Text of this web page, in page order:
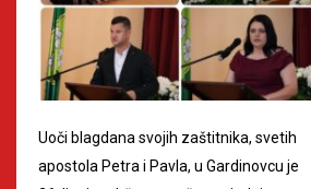
Uoči blagdana svojih zaštitnika, svetih
apostola Petra i Pavla, u Gardinovcu je